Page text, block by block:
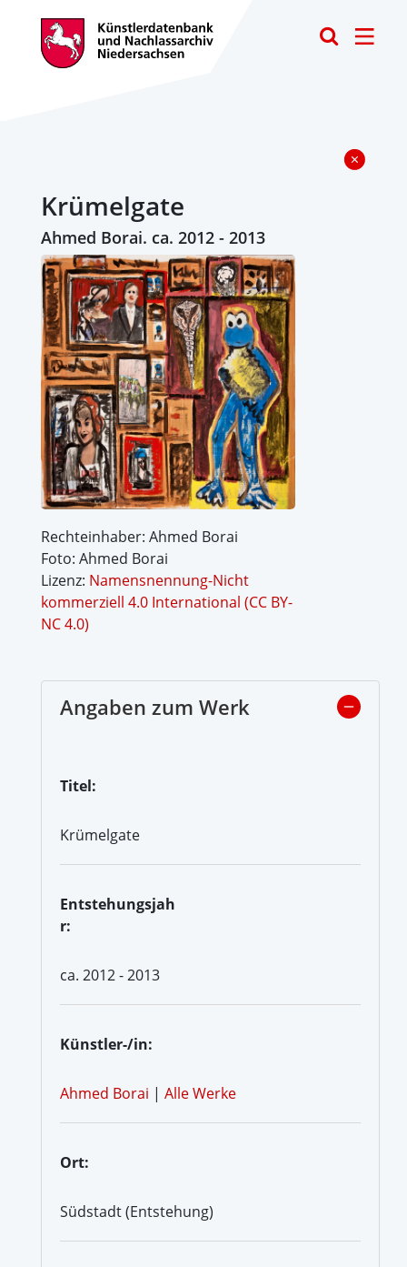
Krümelgate
Ahmed Borai. ca. 2012 - 2013
Rechteinhaber: Ahmed Borai
Foto: Ahmed Borai
Lizenz: Namensnennung-Nicht
kommerziell 4.0 International (CC BY-
NC 4.0)
Angaben zum Werk
Titel:
Krümelgate
Entstehungsjah
r:
ca. 2012 - 2013
Künstler-/in:
Ahmed Borai | Alle Werke
Ort:
Südstadt (Entstehung)